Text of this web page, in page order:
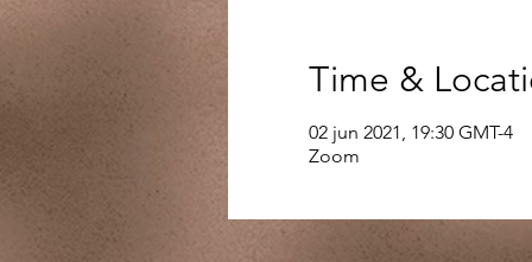
Time &
02 jun 2021, 19:30 GMT-4
Zoom